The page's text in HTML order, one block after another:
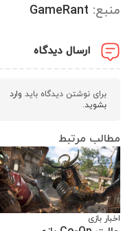
منبع: GameRant
ارسال دیدگاه
برای نوشتن دیدگاه باید وارد
بشوید.
مطالب مرتبط
اخبار بازی